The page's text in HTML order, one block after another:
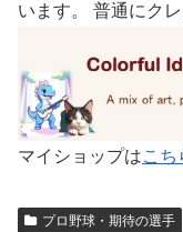
います。 普通にク
マイショップはこち
プロ野球・期待の選手